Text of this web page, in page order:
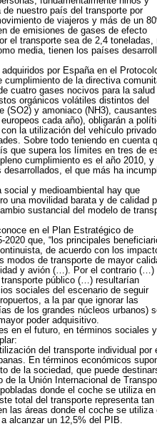
nuestro país del transporte por
de viajeros y más de un
de emisiones de gases de efecto
el transporte sea de 2,4 toneladas,
media, tienen los países
por España en el
de la directiva
cuatro gases nocivos para la salud
orgánicos volátiles distintos del
(SO2) y amoniaco (NH3),
cada año), obligarán a
la utilización del vehículo
Sobre todo teniendo en cuenta
que supera los límites en tres de
cumplimiento es el año 2010, y
el que más ha
social y medioambiental hay que
una movilidad barata y de calidad
sustancial del modelo de
en el Plan Estratégico de
2020 que, “los principales
de acuerdo con los
modos de transporte de mayor
y avión (…). Por el contrario (…)
público (…) resultarían
sociales del escenario de seguir
a la par que ignorar las
de los grandes núcleos urbanos)
poder adquisitivo.
en el futuro, en términos sociales y
del transporte individual por
En términos económicos
de la sociedad, que puede
la Unión Internacional de
donde el coche se utiliza en
total del transporte representa tan
las áreas donde el coche se utiliza
alcanzar un 12,5% del PIB.